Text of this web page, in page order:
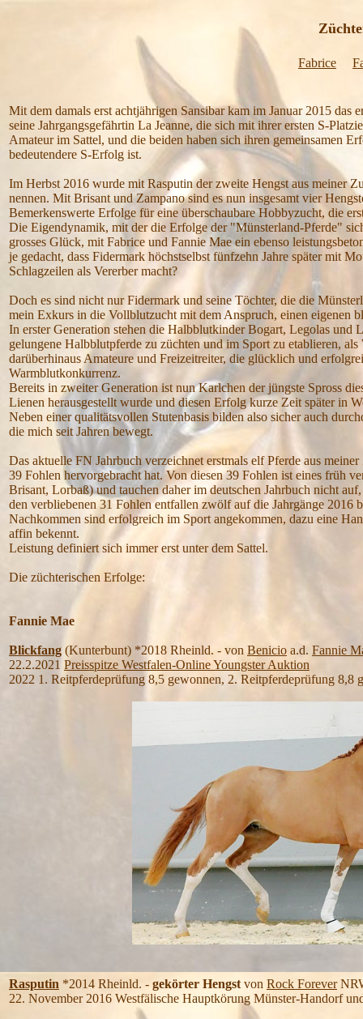
Züchterische
Fabrice
Mit dem damals erst achtjährigen Sansibar kam im Januar 2015
seine Jahrgangsgefährtin La Jeanne, die sich mit ihrer ersten S-
Amateur im Sattel, und die beiden haben sich ihren gemeinsamen
bedeutendere S-Erfolg ist.
Im Herbst 2016 wurde mit Rasputin der zweite Hengst aus meiner
nennen. Mit Brisant und Zampano sind es nun insgesamt vier
Bemerkenswerte Erfolge für eine überschaubare Hobbyzucht, die
Die Eigendynamik, mit der die Erfolge der "Münsterland-Pferde"
grosses Glück, mit Fabrice und Fannie Mae ein ebenso
je gedacht, dass Fidermark höchstselbst fünfzehn Jahre später mit
Schlagzeilen als Vererber macht?
Doch es sind nicht nur Fidermark und seine Töchter, die die
mein Exkurs in die Vollblutzucht mit dem Anspruch, einen eigenen
In erster Generation stehen die Halbblutkinder Bogart, Legolas und
gelungene Halbblutpferde zu züchten und im Sport zu etablieren,
darüberhinaus Amateure und Freizeitreiter, die glücklich und
Warmblutkonkurrenz.
Bereits in zweiter Generation ist nun Karlchen der jüngste Spross
Lienen herausgestellt wurde und diesen Erfolg kurze Zeit später in
Neben einer qualitätsvollen Stutenbasis bilden also sicher auch
die mich seit Jahren bewegt.
Das aktuelle FN Jahrbuch verzeichnet erstmals elf Pferde aus
39 Fohlen hervorgebracht hat. Von diesen 39 Fohlen ist eines früh
Brisant, Lorbaß) und tauchen daher im deutschen Jahrbuch nicht
den verbliebenen 31 Fohlen entfallen zwölf auf die Jahrgänge
Nachkommen sind erfolgreich im Sport angekommen, dazu eine
affin bekennt.
Leistung definiert sich immer erst unter dem Sattel.
Die züchterischen Erfolge:
Fannie Mae
Blickfang (Kunterbunt) *2018 Rheinld. - von Benicio a.d. Fannie
22.2.2021 Preisspitze Westfalen-Online Youngster Auktion
2022 1. Reitpferdeprüfung 8,5 gewonnen, 2. Reitpferdeprüfung 8,8
Rasputin *2014 Rheinld. - gekörter Hengst von Rock Forever
22. November 2016 Westfälische Hauptkörung Münster-Handorf